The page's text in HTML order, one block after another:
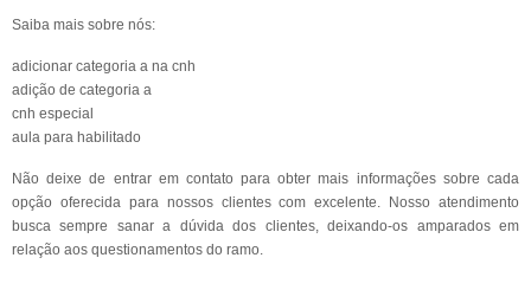
Saiba mais sobre nós:
adicionar categoria a na cnh
adição de categoria a
cnh especial
aula para habilitado
Não deixe de entrar em contato para obter mais informações sobre cada
opção oferecida para nossos clientes com excelente. Nosso atendimento
busca sempre sanar a dúvida dos clientes, deixando-os amparados em
relação aos questionamentos do ramo.